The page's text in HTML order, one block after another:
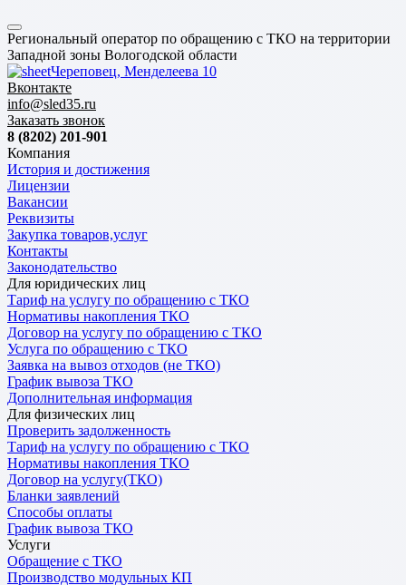
Региональный оператор по обращению с ТКО на территории
Западной зоны Вологодской области
Череповец, Менделеева 10
Вконтакте
info@sled35.ru
Заказать звонок
8 (8202) 201-901
Компания
История и достижения
Лицензии
Вакансии
Реквизиты
Закупка товаров,услуг
Контакты
Законодательство
Для юридических лиц
Тариф на услугу по обращению с ТКО
Нормативы накопления ТКО
Договор на услугу по обращению с ТКО
Услуга по обращению с ТКО
Заявка на вывоз отходов (не ТКО)
График вывоза ТКО
Дополнительная информация
Для физических лиц
Проверить задолженность
Тариф на услугу по обращению с ТКО
Нормативы накопления ТКО
Договор на услугу(ТКО)
Бланки заявлений
Способы оплаты
График вывоза ТКО
Услуги
Обращение с ТКО
Производство модульных КП